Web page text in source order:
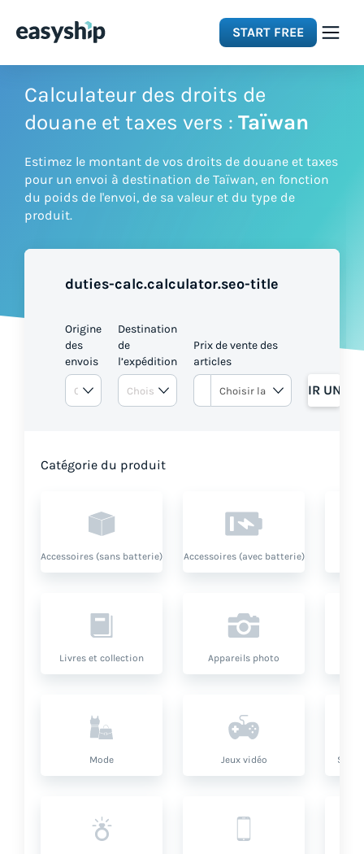
START FREE
Solutions
Integrations
Resources
Calculateur des droits de
douane et taxes vers : Taïwan
Estimez le montant de vos droits de douane et taxes
pour un envoi à destination de Taïwan, en fonction
du poids de l'envoi, de sa valeur et du type de
produit.
duties-calc.calculator.seo-title
Origine
des
envois
Destination
de
l’expédition
Prix de vente des
articles
OBTENIR UN
Catégorie du produit
Accessoires (sans batterie) Accessoires (avec batterie)
Livres et collection Appareils photo
Mode Jeux vidéo